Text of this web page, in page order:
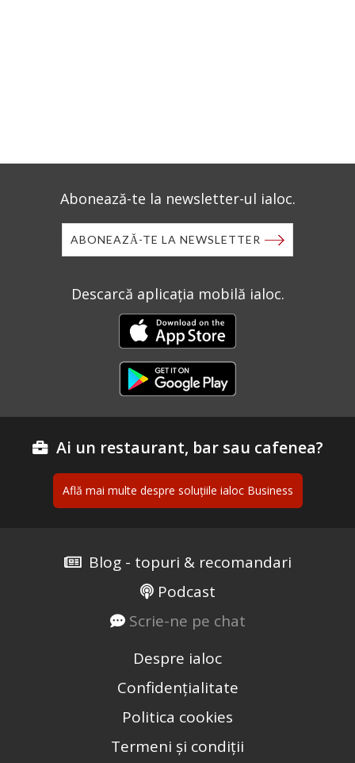
Abonează-te la newsletter-ul ialoc.
ABONEAZĂ-TE LA NEWSLETTER
Descarcă aplicația mobilă ialoc.
Ai un restaurant, bar sau cafenea?
Află mai multe despre soluțiile ialoc Business
Blog - topuri & recomandari
Podcast
Scrie-ne pe chat
Despre ialoc
Confidențialitate
Politica cookies
Termeni și condiții